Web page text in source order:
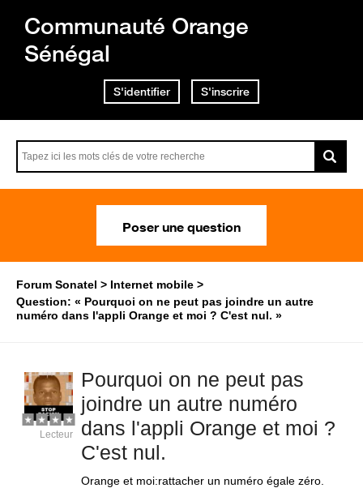
Communauté Orange
Sénégal
S'identifier S'inscrire
Poser une question
Forum Sonatel
Internet mobile
Question: « Pourquoi on ne peut pas joindre un autre
numéro dans l'appli Orange et moi ? C'est nul. »
Pourquoi on ne peut pas
joindre un autre numéro
dans l'appli Orange et moi ?
C'est nul.
Orange et moi:rattacher un numéro égale zéro.
Lecteur